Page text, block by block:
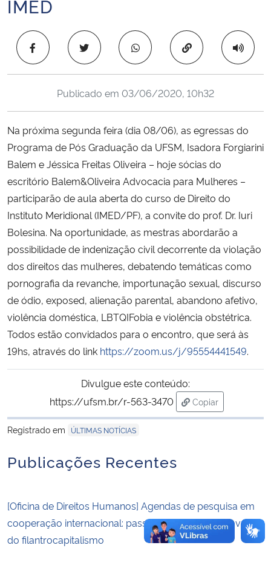
Ministério de Minas e Energia
Ministério da Ciência, Tecnologia, Inovações e Comunicações
Ministério do Turismo
Ministério do Desenvolvimento Regional
Controladoria-Geral da União
Ministério da Mulher, da Família e dos Direitos Humanos
Secretaria-Geral
Secretaria de Governo
Gabinete de Segurança Institucional
Advocacia-Geral da União
Banco Central do Brasil
IMED
Copiar para área
Publicado em 03/06/2020, 10h32
Na próxima segunda feira (dia 08/06), as egressas do
Programa de Pós Graduação da UFSM, Isadora Forgiarini
Balem e Jéssica Freitas Oliveira – hoje sócias do
escritório Balem&Oliveira Advocacia para Mulheres –
participarão de aula aberta do curso de Direito do
Instituto Meridional (IMED/PF), a convite do prof. Dr. Iuri
Bolesina. Na oportunidade, as mestras abordarão a
possibilidade de indenização civil decorrente da violação
dos direitos das mulheres, debatendo temáticas como
pornografia da revanche, importunação sexual, discurso
de ódio, exposed, alienação parental, abandono afetivo,
violência doméstica, LBTQIFobia e violência obstétrica.
Todos estão convidados para o encontro, que será às
19hs, através do link https://zoom.us/j/95554441549.
Divulgue este conteúdo:
https://ufsm.br/r-563-3470
Copiar
para área de
Registrado em
ÚLTIMAS NOTÍCIAS
Publicações Recentes
[Oficina de Direitos Humanos] Agendas de pesquisa em
cooperação internacional: passado, presente, e o avanço
do filantrocapitalismo